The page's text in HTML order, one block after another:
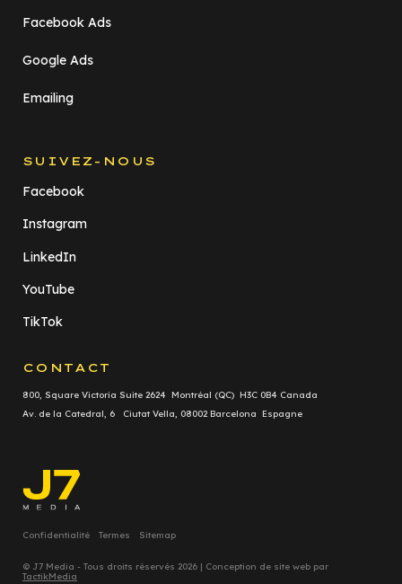
Facebook Ads
Google Ads
Emailing
SUIVEZ-NOUS
Facebook
Instagram
LinkedIn
YouTube
TikTok
CONTACT
800, Square Victoria Suite 2624 Montréal (QC) H3C 0B4 Canada
Av. de la Catedral, 6 Ciutat Vella, 08002 Barcelona Espagne
Confidentialité Termes Sitemap
© J7 Media - Tous droits réservés 2026 | Conception de site web par
TactikMedia